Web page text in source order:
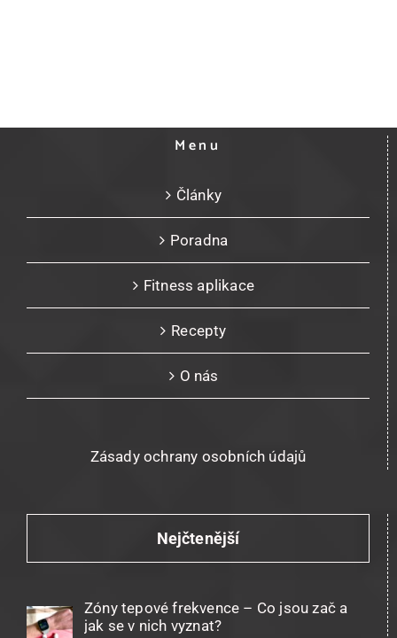
Menu
Články
Poradna
Fitness aplikace
Recepty
O nás
Zásady ochrany osobních údajů
Nejčtenější
Zóny tepové frekvence – Co jsou zač a
jak se v nich vyznat?